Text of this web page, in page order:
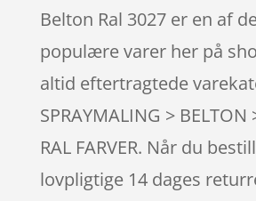
Belton Ral 3027 er en af
populære varer her på
altid eftertragtede
SPRAYMALING > BELTON
RAL FARVER. Når du
lovpligtige 14 dages